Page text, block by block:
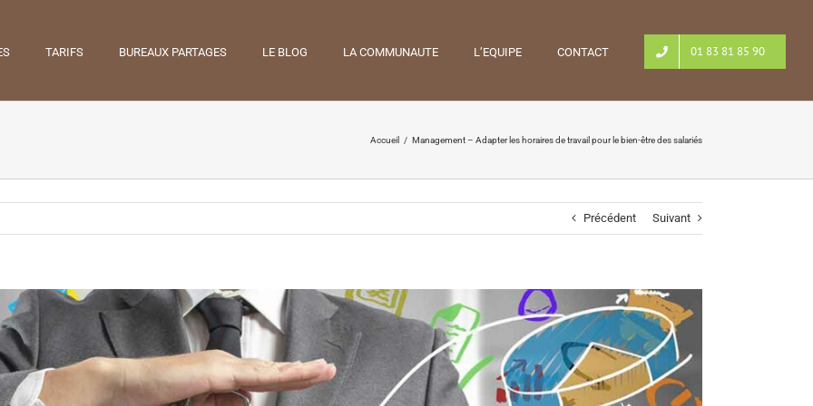
TARIFS BUREAUX PARTAGES LE BLOG LA COMMUNAUTE L’EQUIPE CONTACT 01 83 81 85 90
Accueil / Management – Adapter les horaires de travail pour le bien-être des salariés
Précédent Suivant